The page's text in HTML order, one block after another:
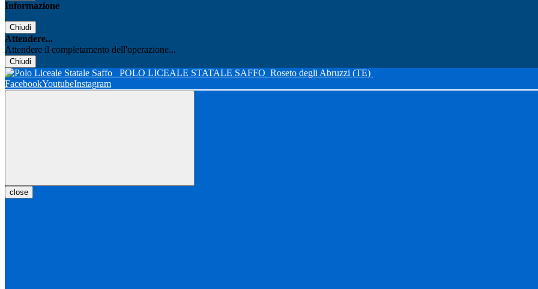
Informazione
Chiudi
Attendere...
Attendere il completamento dell'operazione...
Chiudi
POLO LICEALE STATALE SAFFO Roseto degli Abruzzi (TE)
FacebookYoutubeInstagram
close